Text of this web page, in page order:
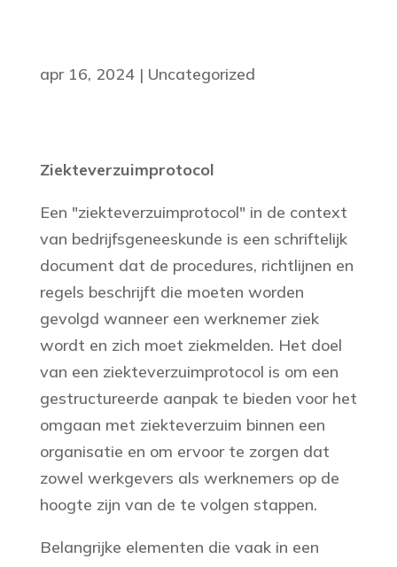
apr 16, 2024| Uncategorized
Ziekteverzuimprotocol
Een "ziekteverzuimprotocol" in de context
van bedrijfsgeneeskunde is een schriftelijk
document dat de procedures, richtlijnen en
regels beschrijft die moeten worden
gevolgd wanneer een werknemer ziek
wordt en zich moet ziekmelden. Het doel
van een ziekteverzuimprotocol is om een
gestructureerde aanpak te bieden voor het
omgaan met ziekteverzuim binnen een
organisatie en om ervoor te zorgen dat
zowel werkgevers als werknemers op de
hoogte zijn van de te volgen stappen.
Belangrijke elementen die vaak in een